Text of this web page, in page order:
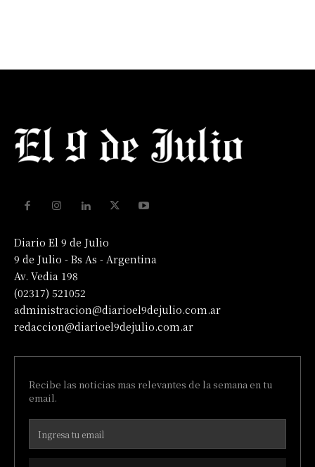
Diario El 9 de Julio
9 de Julio - Bs As - Argentina
Av. Vedia 198
(02317) 521052
administracion@diarioel9dejulio.com.ar
redaccion@diarioel9dejulio.com.ar
Recibe las noticias mas relevantes de la semana en tu
email.